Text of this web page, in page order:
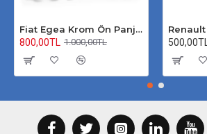
Fiat Egea Krom Ön Panjur 2020 Üzeri Uyumlu
800,00TL 1.000,00TL
500,00TL